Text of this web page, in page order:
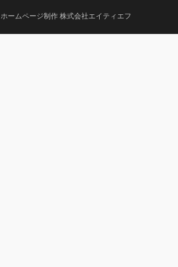
ホームページ制作 株式会社エイティエフ